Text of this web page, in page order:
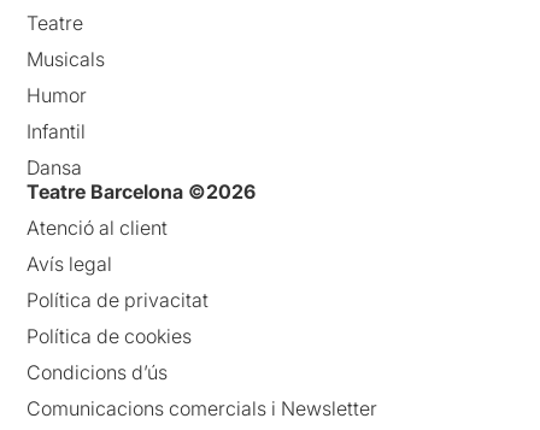
Teatre
Musicals
Humor
Infantil
Dansa
Teatre Barcelona ©2026
Atenció al client
Avís legal
Política de privacitat
Política de cookies
Condicions d’ús
Comunicacions comercials i Newsletter